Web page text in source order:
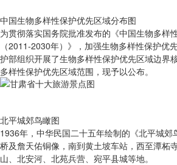
中国生物多样性保护优先区域分布图
为贯彻落实国务院批准发布的《中国生物多样
（2011-2030年）》，加强生物多样性保护优
护部组织开展了生物多样性保护优先区域边界
多样性保护优先区域范围，现予以公布。
北平城郊鸟瞰图
1936年，中华民国二十五年绘制的《北平城郊
桥及詹天佑铜像，南到黄土坡车站，西至潭柘
山、北安河、北苑兵营、宛平县城等地。